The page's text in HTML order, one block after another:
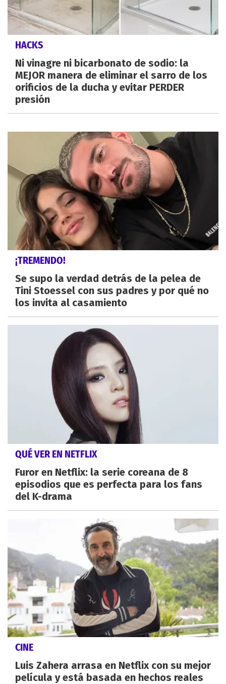
HACKS
Ni vinagre ni bicarbonato de sodio: la
MEJOR manera de eliminar el sarro de los
orificios de la ducha y evitar PERDER
presión
¡TREMENDO!
Se supo la verdad detrás de la pelea de
Tini Stoessel con sus padres y por qué no
los invita al casamiento
QUÉ VER EN NETFLIX
Furor en Netflix: la serie coreana de 8
episodios que es perfecta para los fans
del K-drama
CINE
Luis Zahera arrasa en Netflix con su mejor
película y está basada en hechos reales